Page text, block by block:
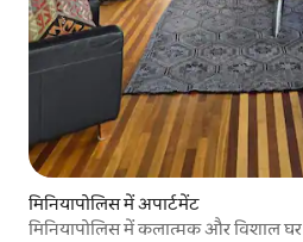
मिनियापोलिस में अपार्टमेंट
मिनियापोलिस में कलात्मक और विशाल घर